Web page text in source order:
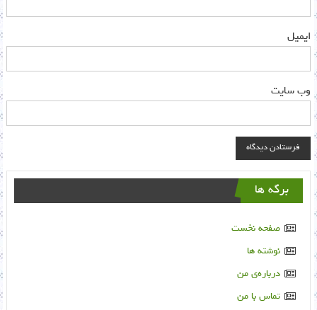
ایمیل
وب‌ سایت
برگه ها
صفحه نخست
نوشته ها
درباره‌ی من
تماس با من